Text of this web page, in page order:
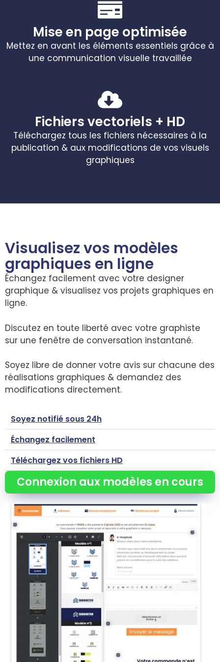
Mise en page optimisée
Mettez en avant les éléments essentiels grâce à
une communication visuelle travaillée
Fichiers vectoriels + HD
Téléchargez tous les fichiers nécessaires à la
publication & aux modifications de vos visuels
graphiques
Visualisez vos modèles
graphiques en ligne
Échangez facilement avec votre designer
graphique & visualisez vos projets graphiques en
ligne.
Discutez en toute liberté avec votre graphiste
sur une fenêtre de conversation instantané.
Soyez libre de donner votre avis sur chacune des
réalisations graphiques & demandez des
modifications directement.
Soyez notifié sous 24h
Échangez facilement
Téléchargez vos fichiers HD
Connexion aux modèles en cours